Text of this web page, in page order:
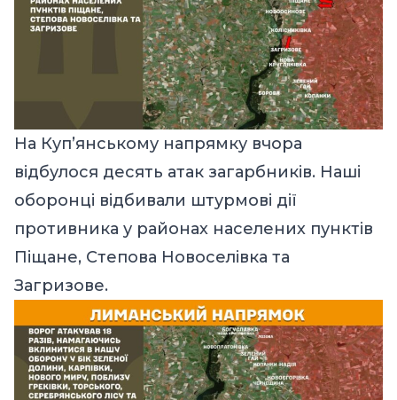
На Куп’янському напрямку вчора
відбулося десять атак загарбників. Наші
оборонці відбивали штурмові дії
противника у районах населених пунктів
Піщане, Степова Новоселівка та
Загризове.